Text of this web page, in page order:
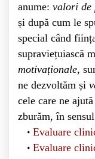
anume: valori de
și după cum le
special când
supraviețuiască
motivaționale,
ne dezvoltăm și
cele care ne
zburăm, în
Evaluare
Evaluare